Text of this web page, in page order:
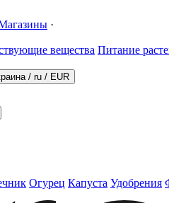
·
вещества Питание
/ ru / EUR
Огурец Капуста Удобрения